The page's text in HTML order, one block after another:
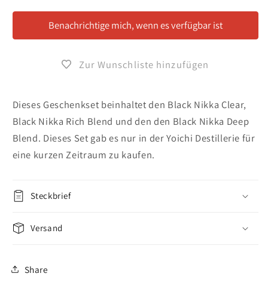
180ml
180ml
Geschenkset
Benachrichtige mich, wenn es verfügbar ist
Zur Wunschliste hinzufügen
Dieses Geschenkset beinhaltet den Black Nikka Clear,
Black Nikka Rich Blend und den den Black Nikka Deep
Blend. Dieses Set gab es nur in der Yoichi Destillerie für
eine kurzen Zeitraum zu kaufen.
Steckbrief
Versand
Share